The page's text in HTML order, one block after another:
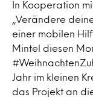
In Kooperation
„Verändere
einer mobilen
Mintel diesen
Jahr im kleinen
das Projekt an